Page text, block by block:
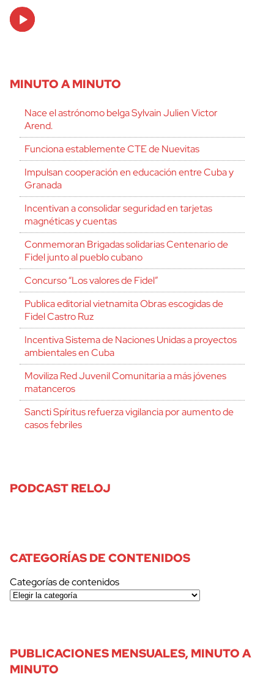
Audio
Player
MINUTO A MINUTO
Nace el astrónomo belga Sylvain Julien Victor
Arend.
Funciona establemente CTE de Nuevitas
Impulsan cooperación en educación entre Cuba y
Granada
Incentivan a consolidar seguridad en tarjetas
magnéticas y cuentas
Conmemoran Brigadas solidarias Centenario de
Fidel junto al pueblo cubano
Concurso “Los valores de Fidel”
Publica editorial vietnamita Obras escogidas de
Fidel Castro Ruz
Incentiva Sistema de Naciones Unidas a proyectos
ambientales en Cuba
Moviliza Red Juvenil Comunitaria a más jóvenes
matanceros
Sancti Spíritus refuerza vigilancia por aumento de
casos febriles
PODCAST RELOJ
CATEGORÍAS DE CONTENIDOS
Categorías de contenidos
PUBLICACIONES MENSUALES, MINUTO A
MINUTO